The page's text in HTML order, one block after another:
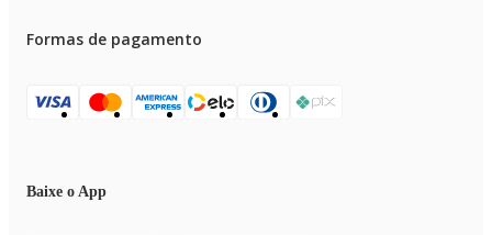
Formas de pagamento
Baixe o App